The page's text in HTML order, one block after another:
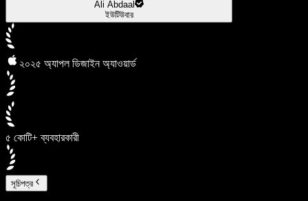
Ali Abdaal
ইউটিউবার
২০২৫ অ্যাপল ডিজাইন অ্যাওয়ার্ড
৫ কোটি+ ব্যবহারকারী
সূচিপত্র